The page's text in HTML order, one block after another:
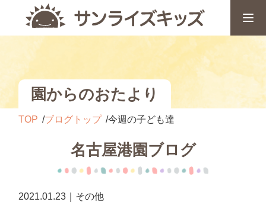
園からのおたより
TOP ブログトップ 今週の子ども達
名古屋港園ブログ
2021.01.23｜その他